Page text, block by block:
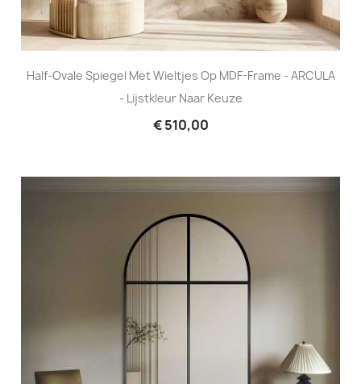
Half-Ovale Spiegel Met Wieltjes Op MDF-Frame - ARCULA
- Lijstkleur Naar Keuze
€ 510,00